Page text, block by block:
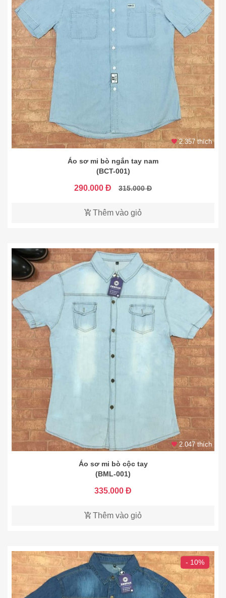
2.357 thích
Áo sơ mi bò ngắn tay nam
(BCT-001)
290.000 Đ 315.000 Đ
Thêm vào giỏ
2.047 thích
Áo sơ mi bò cộc tay
(BML-001)
335.000 Đ
Thêm vào giỏ
- 10%